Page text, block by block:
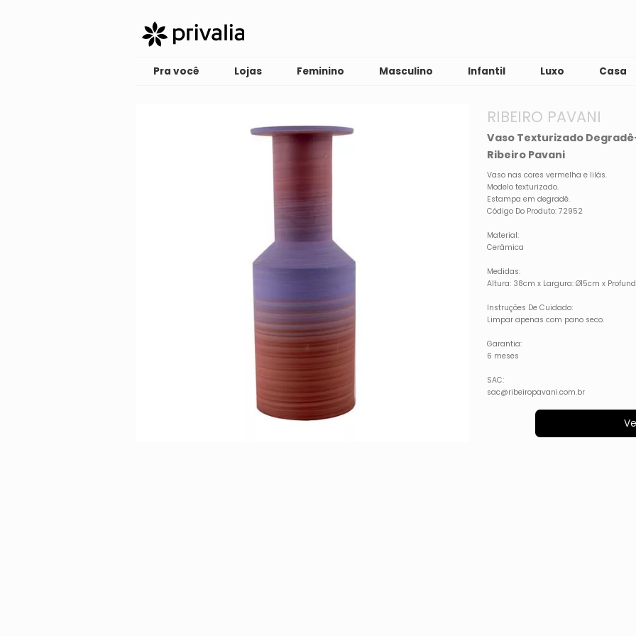
Pra você Lojas Feminino Masculino Infantil Luxo Casa
RIBEIRO PAVANI
Vaso Texturizado
Ribeiro Pavani
Vaso nas cores vermelha e lilás.
Modelo texturizado.
Estampa em degradê.
Código Do Produto: 72952
Material:
Cerâmica
Medidas:
Altura: 38cm x Largura: Ø15cm x
Instruções De Cuidado:
Limpar apenas com pano seco.
Garantia:
6 meses
SAC:
sac@ribeiropavani.com.br